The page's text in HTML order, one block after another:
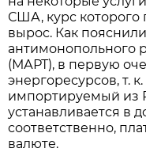
США, курс которого
вырос. Как
антимонопольного
(МАРТ), в первую
энергоресурсов, т.
импортируемый из
устанавливается в
соответственно,
валюте.